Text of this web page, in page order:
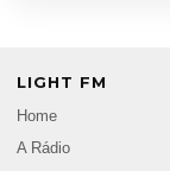
LIGHT FM
Home
A Rádio